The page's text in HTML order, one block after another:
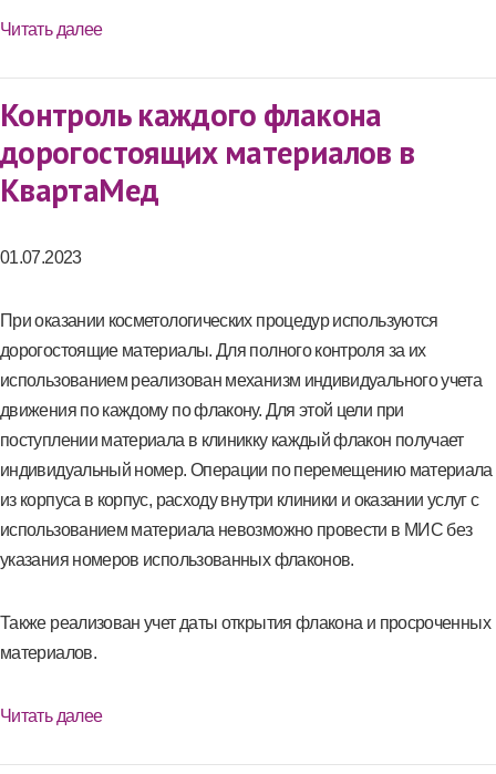
Читать далее
Контроль каждого флакона
дорогостоящих материалов в
КвартаМед
01.07.2023
При оказании косметологических процедур используются
дорогостоящие материалы. Для полного контроля за их
использованием реализован механизм индивидуального учета
движения по каждому по флакону. Для этой цели при
поступлении материала в клиникку каждый флакон получает
индивидуальный номер. Операции по перемещению материала
из корпуса в корпус, расходу внутри клиники и оказании услуг с
использованием материала невозможно провести в МИС без
указания номеров использованных флаконов.
Также реализован учет даты открытия флакона и просроченных
материалов.
Читать далее